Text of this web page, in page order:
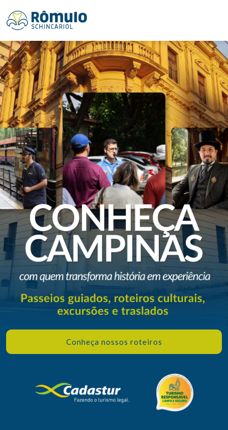
Conheça nossos roteiros